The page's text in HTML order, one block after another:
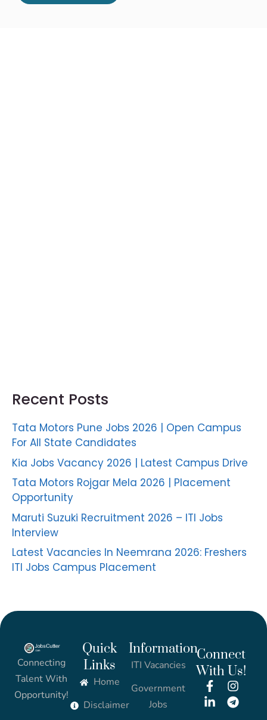
Recent Posts
Tata Motors Pune Jobs 2026 | Open Campus
For All State Candidates
Kia Jobs Vacancy 2026 | Latest Campus Drive
Tata Motors Rojgar Mela 2026 | Placement
Opportunity
Maruti Suzuki Recruitment 2026 – ITI Jobs
Interview
Latest Vacancies In Neemrana 2026: Freshers
ITI Jobs Campus Placement
Connecting
Talent With
Opportunity!
Quick
Links
Home
Disclaimer
Information
ITI Vacancies
Government
Jobs
Connect
With Us!